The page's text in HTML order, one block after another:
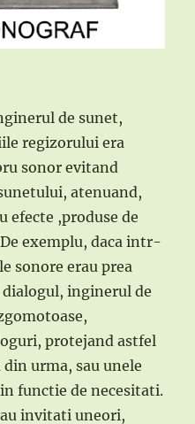
de sunet,
regizorului era
sonor evitand
atenuand,
efecte ,produse de
exemplu, daca intr-
sonore erau prea
inginerul de
protejand astfel
urma, sau unele
functie de necesitati.
invitati uneori,